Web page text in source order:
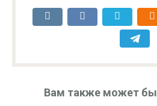
Вам также может